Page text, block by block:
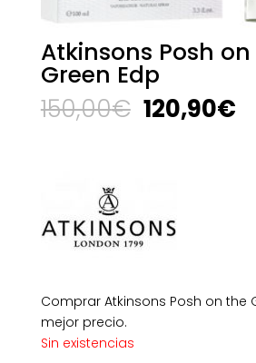
Atkinsons Posh
Green Edp
150,00€ El
precio
120,90€El
Comprar Atkinsons Posh on the
mejor precio.
Sin existencias